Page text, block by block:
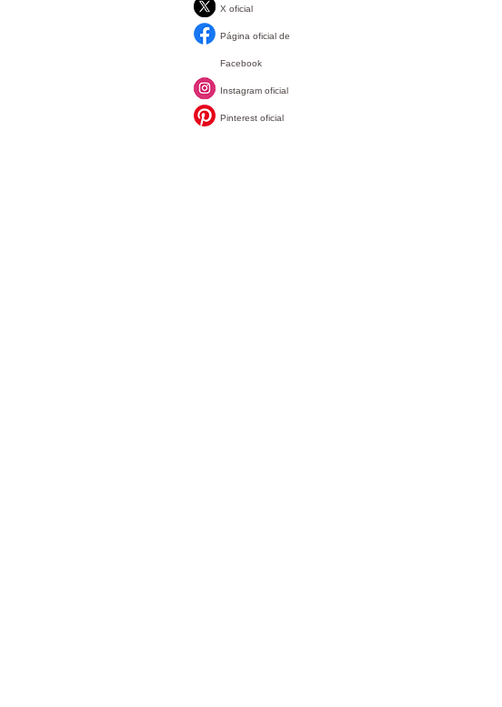
X oficial
Página oficial de
Facebook
Instagram oficial
Pinterest oficial